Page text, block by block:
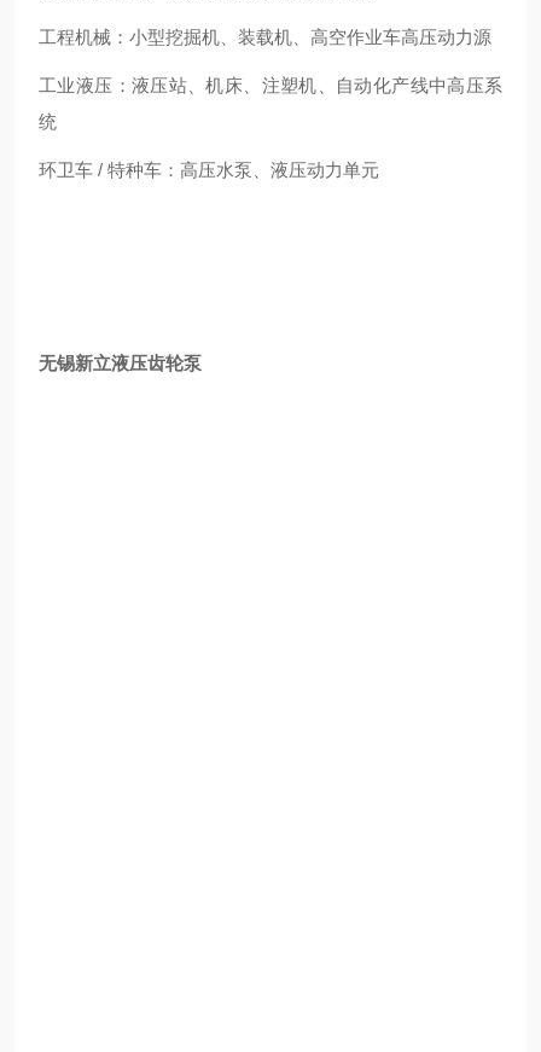
工程机械：小型挖掘机、装载机、高空作业车高压动力源
工业液压：液压站、机床、注塑机、自动化产线中高压系
统
环卫车 / 特种车：高压水泵、液压动力单元
无锡新立液压齿轮泵